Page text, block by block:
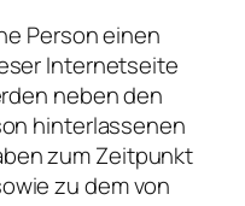
Person einen
Internetseite
neben den
hinterlassenen
zum Zeitpunkt
zu dem von